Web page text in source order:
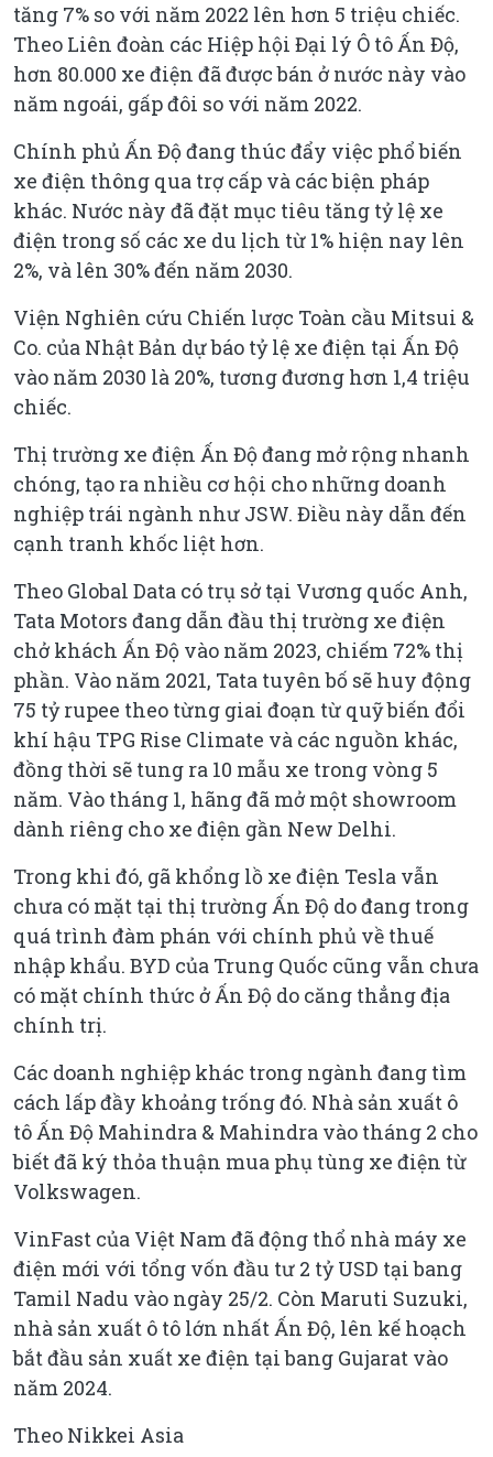
tăng 7% so với năm 2022 lên hơn 5 triệu chiếc.
Theo Liên đoàn các Hiệp hội Đại lý Ô tô Ấn Độ,
hơn 80.000 xe điện đã được bán ở nước này vào
năm ngoái, gấp đôi so với năm 2022.
Chính phủ Ấn Độ đang thúc đẩy việc phổ biến
xe điện thông qua trợ cấp và các biện pháp
khác. Nước này đã đặt mục tiêu tăng tỷ lệ xe
điện trong số các xe du lịch từ 1% hiện nay lên
2%, và lên 30% đến năm 2030.
Viện Nghiên cứu Chiến lược Toàn cầu Mitsui &
Co. của Nhật Bản dự báo tỷ lệ xe điện tại Ấn Độ
vào năm 2030 là 20%, tương đương hơn 1,4 triệu
chiếc.
Thị trường xe điện Ấn Độ đang mở rộng nhanh
chóng, tạo ra nhiều cơ hội cho những doanh
nghiệp trái ngành như JSW. Điều này dẫn đến
cạnh tranh khốc liệt hơn.
Theo Global Data có trụ sở tại Vương quốc Anh,
Tata Motors đang dẫn đầu thị trường xe điện
chở khách Ấn Độ vào năm 2023, chiếm 72% thị
phần. Vào năm 2021, Tata tuyên bố sẽ huy động
75 tỷ rupee theo từng giai đoạn từ quỹ biến đổi
khí hậu TPG Rise Climate và các nguồn khác,
đồng thời sẽ tung ra 10 mẫu xe trong vòng 5
năm. Vào tháng 1, hãng đã mở một showroom
dành riêng cho xe điện gần New Delhi.
Trong khi đó, gã khổng lồ xe điện Tesla vẫn
chưa có mặt tại thị trường Ấn Độ do đang trong
quá trình đàm phán với chính phủ về thuế
nhập khẩu. BYD của Trung Quốc cũng vẫn chưa
có mặt chính thức ở Ấn Độ do căng thẳng địa
chính trị.
Các doanh nghiệp khác trong ngành đang tìm
cách lấp đầy khoảng trống đó. Nhà sản xuất ô
tô Ấn Độ Mahindra & Mahindra vào tháng 2 cho
biết đã ký thỏa thuận mua phụ tùng xe điện từ
Volkswagen.
VinFast của Việt Nam đã động thổ nhà máy xe
điện mới với tổng vốn đầu tư 2 tỷ USD tại bang
Tamil Nadu vào ngày 25/2. Còn Maruti Suzuki,
nhà sản xuất ô tô lớn nhất Ấn Độ, lên kế hoạch
bắt đầu sản xuất xe điện tại bang Gujarat vào
năm 2024.
Theo Nikkei Asia